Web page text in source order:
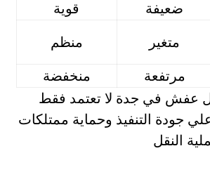
ضعيفة
قوية
متغير منظم
مرتفعة
منخفضة
عفش في جدة لا تعتمد فقط
جودة التنفيذ وحماية ممتلكات
النقل